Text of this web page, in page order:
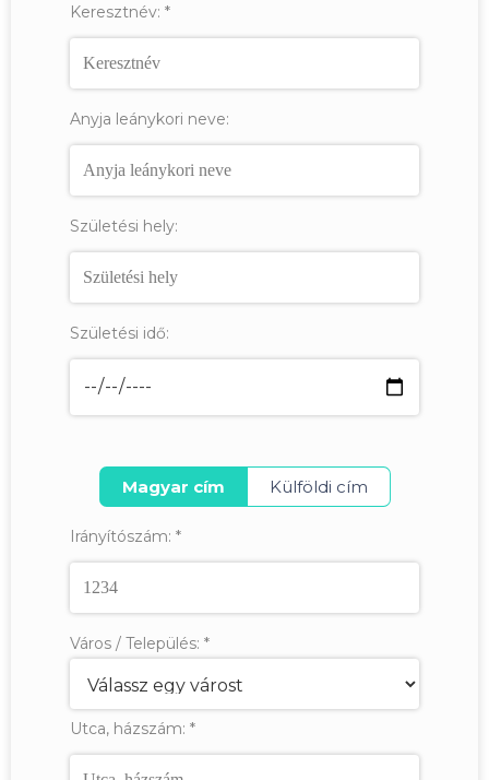
Keresztnév: *
Anyja leánykori neve:
Születési hely:
Születési idő:
Magyar cím Külföldi cím
Irányítószám: *
Város / Település: *
Utca, házszám: *